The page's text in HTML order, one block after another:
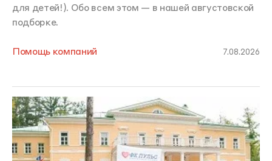
для детей!). Обо всем этом — в нашей августовской
подборке.
Помощь компаний 7.08.2026